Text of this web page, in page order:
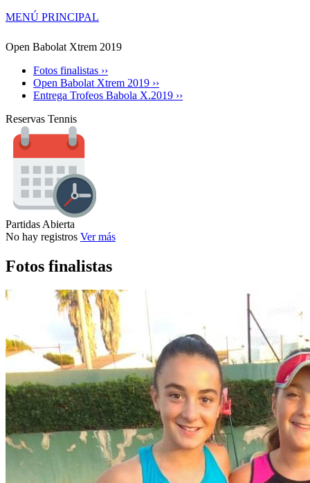
MENÚ PRINCIPAL
Open Babolat Xtrem 2019
Fotos finalistas ››
Open Babolat Xtrem 2019 ››
Entrega Trofeos Babola X.2019 ››
Reservas Tennis
Partidas Abierta
No hay registros Ver más
Fotos finalistas